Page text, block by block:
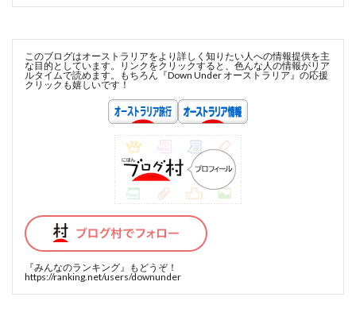
このブログはオーストラリアをより詳しく知りたい人への情報提供を主
な目的としています。リンクをクリックすると、色んな人の情報がリア
ルタイムで読めます。もちろん『Down Under オーストラリア』の応援
クリックも嬉しいです！
『みんなのランキング』 もどうぞ！
https://ranking.net/users/downunder